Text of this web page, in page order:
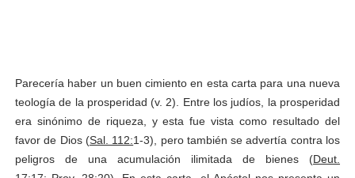
Parecería haber un buen cimiento en esta carta para una nueva
teología de la prosperidad (v. 2). Entre los judíos, la prosperidad
era sinónimo de riqueza, y esta fue vista como resultado del
favor de Dios (Sal. 112:1-3), pero también se advertía contra los
peligros de una acumulación ilimitada de bienes (Deut.